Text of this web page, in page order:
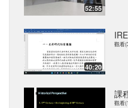
52:55
40:20
觀看
課
觀看